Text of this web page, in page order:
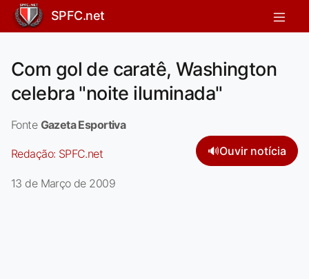
SPFC.net
Com gol de caratê, Washington
celebra "noite iluminada"
Fonte Gazeta Esportiva
Redação: SPFC.net 🔊Ouvir notícia
13 de Março de 2009